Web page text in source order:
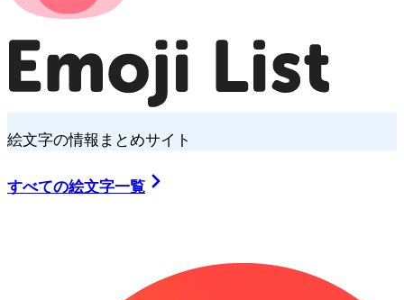
絵文字の情報まとめサイト
すべての絵文字一覧